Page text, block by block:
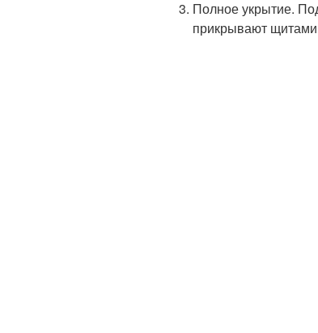
Полное укрытие.
прикрывают